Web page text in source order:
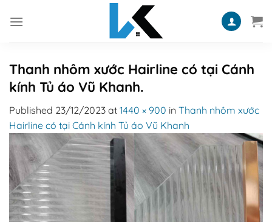
Thanh nhôm xước Hairline có tại Cánh
kính Tủ áo Vũ Khanh.
Published 23/12/2023 at 1440 × 900 in Thanh nhôm xước
Hairline có tại Cánh kính Tủ áo Vũ Khanh